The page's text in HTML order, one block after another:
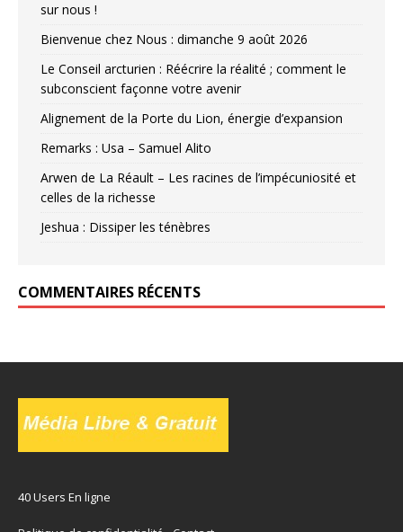
sur nous !
Bienvenue chez Nous : dimanche 9 août 2026
Le Conseil arcturien : Réécrire la réalité ; comment le
subconscient façonne votre avenir
Alignement de la Porte du Lion, énergie d’expansion
Remarks : Usa – Samuel Alito
Arwen de La Réault – Les racines de l’impécuniosité et
celles de la richesse
Jeshua : Dissiper les ténèbres
COMMENTAIRES RÉCENTS
40 Users En ligne